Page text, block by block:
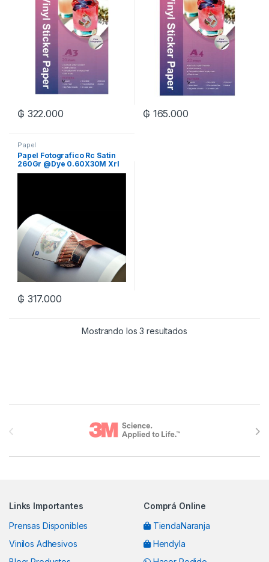
₲ 322.000 ₲ 165.000
Papel
Papel Fotografico Rc Satin
260Gr @Dye 0.60X30M Xrl
₲ 317.000
Mostrando los 3 resultados
Links Importantes
Prensas Disponibles
Vinilos Adhesivos
Comprá Online
TiendaNaranja
Hendyla